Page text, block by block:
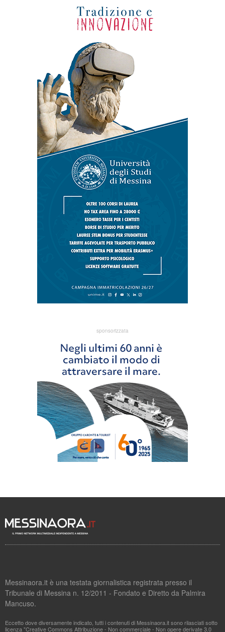
sponsorizzata
Messinaora.it è una testata giornalistica registrata presso il
Tribunale di Messina n. 12/2011 - Fondato e Diretto da Palmira
Mancuso.
Eccetto dove diversamente indicato, tutti i contenuti di Messinaora.it sono rilasciati sotto
licenza "Creative Commons Attribuzione - Non commerciale - Non opere derivate 3.0